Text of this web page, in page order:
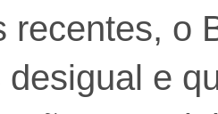
recentes, o
desigual e